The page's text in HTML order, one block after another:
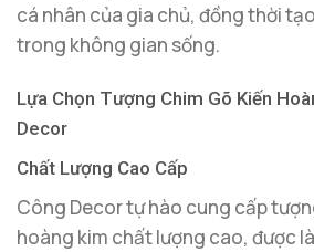
cá nhân của gia chủ, đồng thời
trong không gian sống.
Lựa Chọn Tượng Chim Gõ Kiến
Decor
Chất Lượng Cao Cấp
Công Decor tự hào cung cấp
hoàng kim chất lượng cao, được